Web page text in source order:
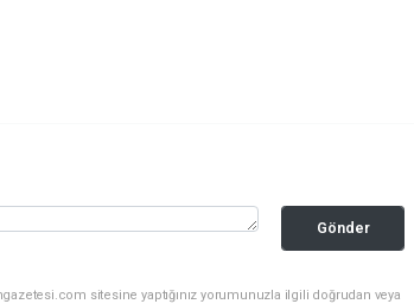
Gönder
sitesine yaptığınız yorumunuzla ilgili doğrudan veya